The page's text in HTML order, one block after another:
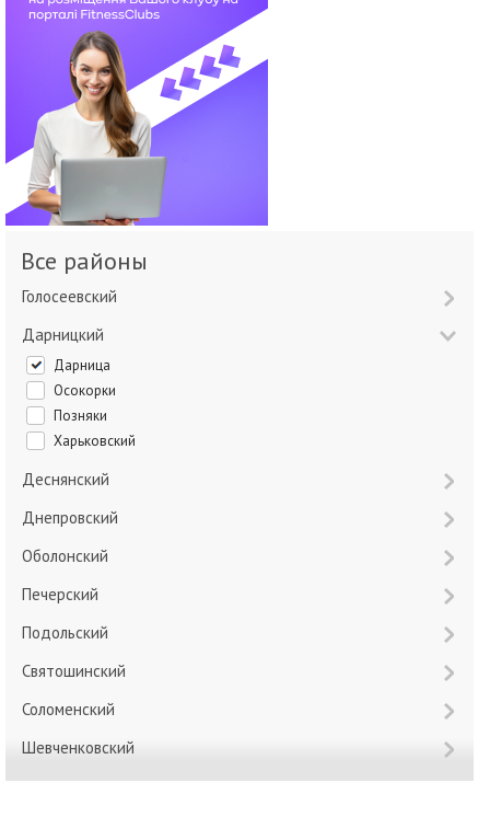
Все районы
Голосеевский
Дарницкий
Дарница
Осокорки
Позняки
Харьковский
Деснянский
Днепровский
Оболонский
Печерский
Подольский
Святошинский
Соломенский
Шевченковский